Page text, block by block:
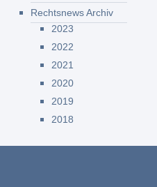
Rechtsnews Archiv
2023
2022
2021
2020
2019
2018